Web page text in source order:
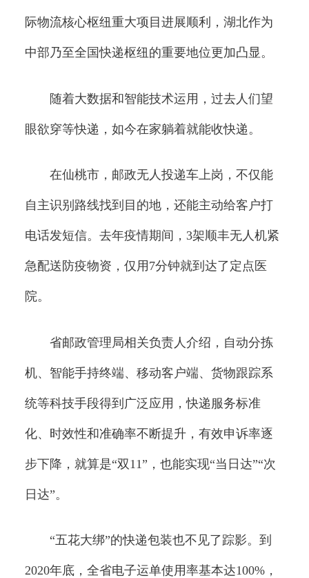
际物流核心枢纽重大项目进展顺利，湖北作为
中部乃至全国快递枢纽的重要地位更加凸显。
随着大数据和智能技术运用，过去人们望
眼欲穿等快递，如今在家躺着就能收快递。
在仙桃市，邮政无人投递车上岗，不仅能
自主识别路线找到目的地，还能主动给客户打
电话发短信。去年疫情期间，3架顺丰无人机紧
急配送防疫物资，仅用7分钟就到达了定点医
院。
省邮政管理局相关负责人介绍，自动分拣
机、智能手持终端、移动客户端、货物跟踪系
统等科技手段得到广泛应用，快递服务标准
化、时效性和准确率不断提升，有效申诉率逐
步下降，就算是“双11”，也能实现“当日达”“次
日达”。
“五花大绑”的快递包装也不见了踪影。到
2020年底，全省电子运单使用率基本达100%，